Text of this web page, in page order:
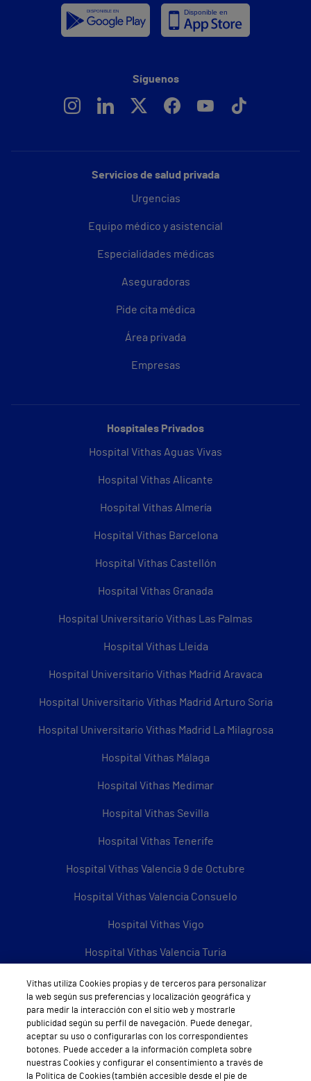
Servicios de salud privada
Urgencias
Equipo médico y asistencial
Especialidades médicas
Aseguradoras
Pide cita médica
Área privada
Empresas
Hospitales Privados
Hospital Vithas Aguas Vivas
Hospital Vithas Alicante
Hospital Vithas Almería
Hospital Vithas Barcelona
Hospital Vithas Castellón
Hospital Vithas Granada
Hospital Universitario Vithas Las Palmas
Hospital Vithas Lleida
Hospital Universitario Vithas Madrid Aravaca
Hospital Universitario Vithas Madrid Arturo Soria
Hospital Universitario Vithas Madrid La Milagrosa
Hospital Vithas Málaga
Hospital Vithas Medimar
Hospital Vithas Sevilla
Hospital Vithas Tenerife
Hospital Vithas Valencia 9 de Octubre
Hospital Vithas Valencia Consuelo
Hospital Vithas Vigo
Hospital Vithas Valencia Turia
Hospital Vithas Vitoria
Hospital Vithas Xanit Internacional (Benalmádena)
Todos los centros Vithas
Síguenos
Vithas utiliza Cookies propias y de terceros para personalizar
la web según sus preferencias y localización geográfica y
para medir la interacción con el sitio web y mostrarle
publicidad según su perfil de navegación. Puede denegar,
aceptar su uso o configurarlas con los correspondientes
botones. Puede acceder a la información completa sobre
nuestras Cookies y configurar el consentimiento a través de
la Política de Cookies (también accesible desde el pie de